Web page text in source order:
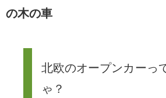
の木の車
北欧のオープンカーっ
ゃ？